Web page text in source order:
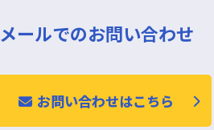
メールでのお問い合わせ
お問い合わせはこちら